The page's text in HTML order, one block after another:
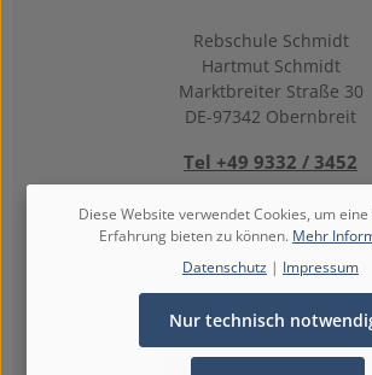
Rebschule Schmidt
Hartmut Schmidt
Marktbreiter Straße 30
DE-97342 Obernbreit
Tel +49 9332 / 3452
info@rebschule-
Diese Website verwendet Cookies, um
Erfahrung bieten zu können. Mehr
Datenschutz | Impressum
Nur technisch